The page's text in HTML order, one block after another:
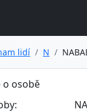
lidí N
osobě